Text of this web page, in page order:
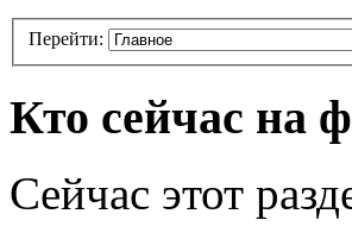
Перейти:
Кто сейчас на
Сейчас этот